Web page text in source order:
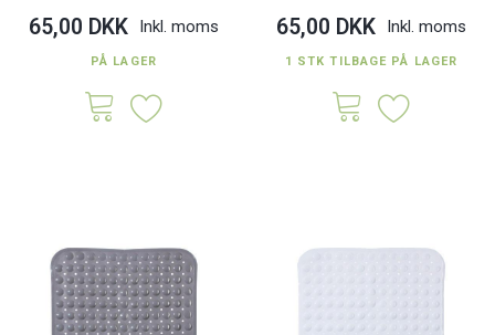
65,00 DKK Inkl. moms
PÅ LAGER
65,00 DKK Inkl. moms
1 STK TILBAGE PÅ LAGER